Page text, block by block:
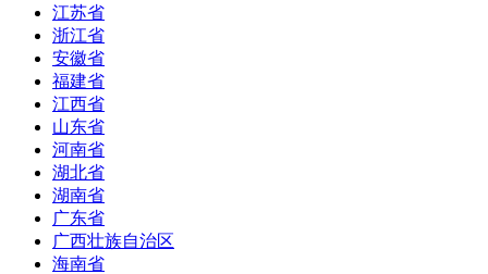
江苏省
浙江省
安徽省
福建省
江西省
山东省
河南省
湖北省
湖南省
广东省
广西壮族自治区
海南省